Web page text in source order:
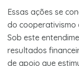
Essas ações se
do cooperativismo
Sob este
resultados
de apoio que